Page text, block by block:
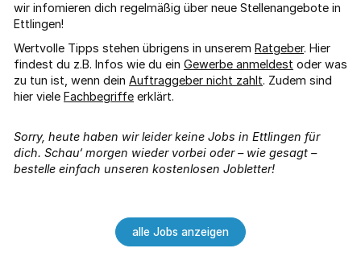
wir infomieren dich regelmäßig über neue Stellenangebote in
Ettlingen!
Wertvolle Tipps stehen übrigens in unserem Ratgeber. Hier
findest du z.B. Infos wie du ein Gewerbe anmeldest oder was
zu tun ist, wenn dein Auftraggeber nicht zahlt. Zudem sind
hier viele Fachbegriffe erklärt.
Sorry, heute haben wir leider keine Jobs in Ettlingen für
dich. Schau‘ morgen wieder vorbei oder – wie gesagt –
bestelle einfach unseren kostenlosen Jobletter!
alle Jobs anzeigen